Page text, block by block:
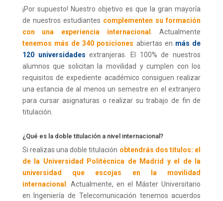
¡Por supuesto! Nuestro objetivo es que la gran mayoría
de nuestros estudiantes complementen su formación
con una experiencia internacional
. Actualmente
tenemos más de 340 posiciones abiertas en más de
120 universidades extranjeras. El 100% de nuestros
alumnos que solicitan la movilidad y cumplen con los
requisitos de expediente académico consiguen realizar
una estancia de al menos un semestre en el extranjero
para cursar asignaturas o realizar su trabajo de fin de
titulación.
¿Qué es la doble titulación a nivel internacional?
Si realizas una doble titulación obtendrás dos títulos: el
de la Universidad Politécnica de Madrid y el de la
universidad que escojas en la movilidad
internacional
. Actualmente, en el Máster Universitario
en Ingeniería de Telecomunicación tenemos acuerdos